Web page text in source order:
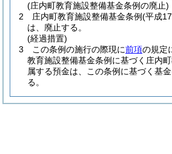
(庄内町教育施設整備基金条例の廃止)
2
庄内町教育施設整備基金条例(平成
は、廃止する。
(経過措置)
3
この条例の施行の際現に前項の規定
教育施設整備基金条例に基づく庄内
属する預金は、この条例に基づく基
る。